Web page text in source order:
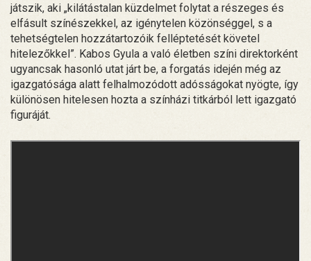
játszik, aki „kilátástalan küzdelmet folytat a részeges és
elfásult színészekkel, az igénytelen közönséggel, s a
tehetségtelen hozzátartozóik felléptetését követel
hitelezőkkel”. Kabos Gyula a való életben színi direktorként
ugyancsak hasonló utat járt be, a forgatás idején még az
igazgatósága alatt felhalmozódott adósságokat nyögte, így
különösen hitelesen hozta a színházi titkárból lett igazgató
figuráját.